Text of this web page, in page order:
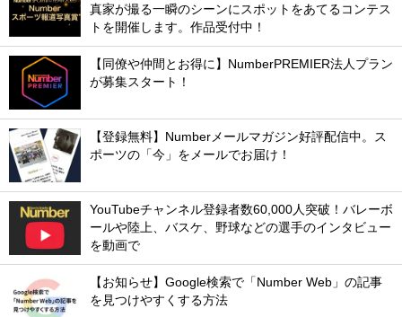
真家が撮る一瞬のシーンにスポットをあてるコンテス
トを開催します。作品受付中！
【同僚や仲間とお得に】NumberPREMIER法人プラン
が募集スタート！
【登録無料】Numberメールマガジン好評配信中。ス
ポーツの「今」をメールでお届け！
YouTubeチャンネル登録者数60,000人突破！バレーボ
ールや陸上、バスケ、野球などの選手のインタビュー
を動画で
【お知らせ】Google検索で「Number Web」の記事
を見つけやすくする方法